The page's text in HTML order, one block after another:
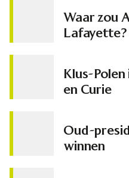
Waar zou
Lafayette?
Klus-
en Curie
Oud-
winnen